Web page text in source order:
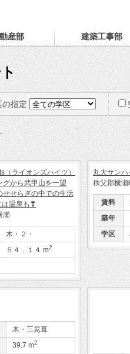
産部 建築工事部
の指定
（ライオンズハイツ）
から武甲山を一望
せせらぎの中での生活
温泉も❣
瀬
木・２・
５４．１４ m2
丸大サン
秩父郡横
賃料
築年
学区
木・三晃葺
39.7 m2